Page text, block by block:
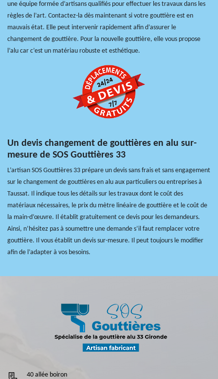
une équipe formée d’artisans qualifiés pour effectuer les travaux dans les
règles de l’art. Contactez-la dès maintenant si votre gouttière est en
mauvais état. Elle peut intervenir rapidement afin d’assurer le
changement de gouttière. Pour la nouvelle gouttière, elle vous propose
l’alu car c’est un matériau robuste et esthétique.
Un devis changement de gouttières en alu sur-
mesure de SOS Gouttières 33
L’artisan SOS Gouttières 33 prépare un devis sans frais et sans engagement
sur le changement de gouttières en alu aux particuliers ou entreprises à
Taussat. Il indique tous les détails sur les travaux dont le coût des
matériaux nécessaires, le prix du mètre linéaire de gouttière et le coût de
la main-d’œuvre. Il établit gratuitement ce devis pour les demandeurs.
Ainsi, n’hésitez pas à soumettre une demande s’il faut remplacer votre
gouttière. Il vous établit un devis sur-mesure. Il peut toujours le modifier
afin de l’adapter à vos besoins.
40 allée boiron